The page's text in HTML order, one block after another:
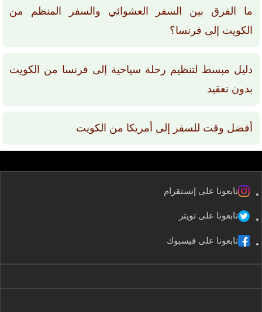
ما الفرق بين السفر العشوائي والسفر المنظم من
الكويت إلى فرنسا؟
دليل مبسط لتنظيم رحلة سياحية إلى فرنسا من الكويت
بدون تعقيد
أفضل وقت للسفر إلى أمريكا من الكويت
تابعونا على إنستقرام
تابعونا على تويتر
تابعونا على فيسبوك